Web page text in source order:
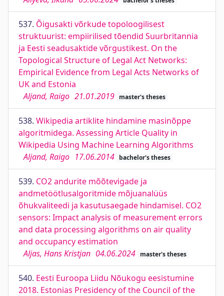
537. Õigusakti võrkude topoloogilisest
struktuurist: empiirilised tõendid Suurbritannia
ja Eesti seadusaktide võrgustikest. On the
Topological Structure of Legal Act Networks:
Empirical Evidence from Legal Acts Networks of
UK and Estonia
Aljand, Raigo 21.01.2019 master's theses
538. Wikipedia artiklite hindamine masinõppe
algoritmidega. Assessing Article Quality in
Wikipedia Using Machine Learning Algorithms
Aljand, Raigo 17.06.2014 bachelor's theses
539. CO2 andurite mõõtevigade ja
andmetöötlusalgoritmide mõjuanalüüs
õhukvaliteedi ja kasutusaegade hindamisel. CO2
sensors: Impact analysis of measurement errors
and data processing algorithms on air quality
and occupancy estimation
Aljas, Hans Kristjan 04.06.2024 master's theses
540. Eesti Euroopa Liidu Nõukogu eesistumine
2018. Estonias Presidency of the Council of the